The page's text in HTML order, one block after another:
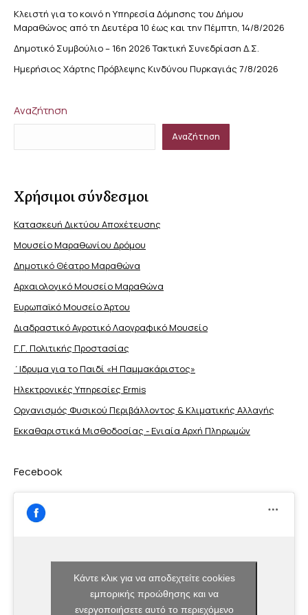
Κλειστή για το κοινό η Υπηρεσία Δόμησης του Δήμου
Μαραθώνος από τη Δευτέρα 10 έως και την Πέμπτη, 14/8/2026
Δημοτικό Συμβούλιο – 16η 2026 Τακτική Συνεδρίαση Δ.Σ.
Ημερήσιος Χάρτης Πρόβλεψης Κινδύνου Πυρκαγιάς 7/8/2026
Αναζήτηση
Αναζήτηση
Χρήσιμοι σύνδεσμοι
Κατασκευή Δικτύου Αποχέτευσης
Μουσείο Μαραθωνίου Δρόμου
Δημοτικό Θέατρο Μαραθώνα
Αρχαιολογικό Μουσείο Μαραθώνα
Ευρωπαϊκό Μουσείο Άρτου
Διαδραστικό Αγροτικό Λαογραφικό Μουσείο
Γ.Γ. Πολιτικής Προστασίας
΄Ιδρυμα για το Παιδί «Η Παμμακάριστος»
Ηλεκτρονικές Υπηρεσίες Ermis
Οργανισμός Φυσικού Περιβάλλοντος & Κλιματικής Aλλαγής
Εκκαθαριστικά Μισθοδοσίας - Ενιαία Αρχή Πληρωμών
Fecebook
Κάντε κλικ για να αποδεχτείτε cookies
εμπορικής προώθησης και να
ενεργοποιήσετε αυτό το περιεχόμενο